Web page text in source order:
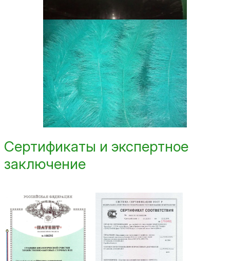
Сертификаты и экспертное
заключение